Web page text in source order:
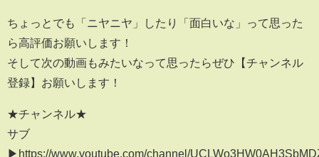
ちょっとでも「ニヤニヤ」したり「面白いな」って思った
ら高評価お願いします！
そして次の動画もみたいなって思ったらぜひ【チャンネル
登録】お願いします！
★チャンネル★
サブ
▶︎https://www.youtube.com/channel/